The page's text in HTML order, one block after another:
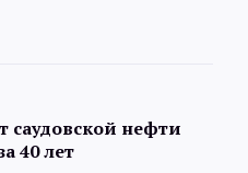
нефти
40 лет